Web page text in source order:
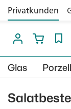
Privatkunden
Glas